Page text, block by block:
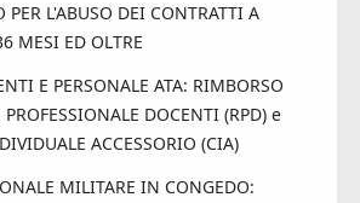
PER L'ABUSO DEI CONTRATTI A
MESI ED OLTRE
E PERSONALE ATA: RIMBORSO
DOCENTI (RPD) e
ACCESSORIO (CIA)
MILITARE IN CONGEDO: